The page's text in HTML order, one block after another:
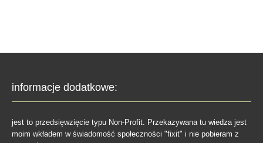
informacje dodatkowe:
jest to przedsięwzięcie typu Non-Profit. Przekazywana tu wiedza jest
moim wkładem w świadomość społeczności "fixit" i nie pobieram z